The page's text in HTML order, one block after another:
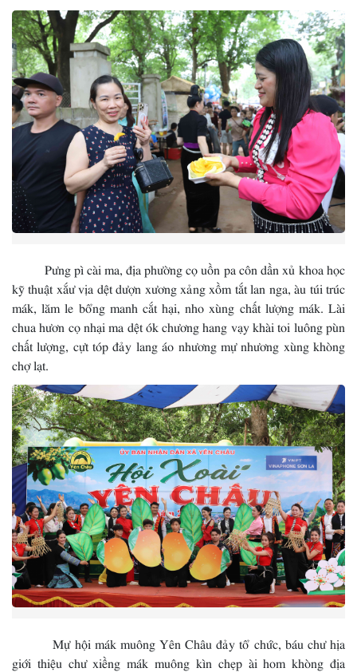
Pưng pì cài ma, địa phường cọ uồn pa côn dần xủ khoa học
kỹ thuật xắư vịa dệt dượn xương xảng xồm tắt lan nga, àu túi trúc
mák, lăm le bổng manh cắt hại, nho xùng chất lượng mák. Lài
chua hươn cọ nhại ma dệt ók chương hang vạy khài toi luông pùn
chất lượng, cựt tóp đảy lang áo nhương mự nhương xùng khòng
chợ lạt.
Mự hội mák muông Yên Châu đảy tổ chức, báu chư hịa
giới thiệu chư xiềng mák muông kìn chẹp ài hom khòng địa